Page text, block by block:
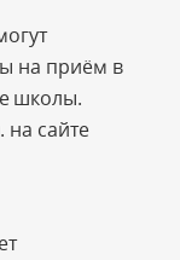
на приём в
школы.
сайте